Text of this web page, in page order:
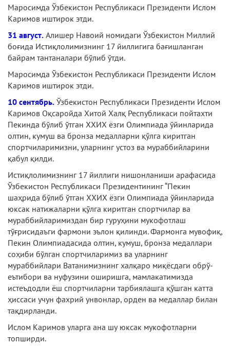
Маросимда Ўзбекистон Республикаси Президенти Ислом
Каримов иштирок этди.
31 август. Алишер Навоий номидаги Ўзбекистон Миллий
боғида Истиқлолимизнинг 17 йиллигига бағишланган
байрам тантаналари бўлиб ўтди.
Маросимда Ўзбекистон Республикаси Президенти Ислом
Каримов иштирок этди.
10 сентябрь. Ўзбекистон Республикаси Президенти Ислом
Каримов Оқсаройда Хитой Халқ Республикаси пойтахти
Пекинда бўлиб ўтган ХХИХ ёзги Олимпиада ўйинларида
олтин, кумуш ва бронза медалларни қўлга киритган
спортчиларимизни, уларнинг устоз ва мураббийларини
қабул қилди.
Истиқлолимизнинг 17 йиллиги нишонланиши арафасида
Ўзбекистон Республикаси Президентининг “Пекин
шаҳрида бўлиб ўтган ХХИХ ёзги Олимпиада ўйинларида
юксак натижаларни қўлга киритган спортчилар ва
мураббийларимиздан бир гуруҳини мукофотлаш
тўғрисидаъги фармони эълон қилинди. Фармонга мувофиқ,
Пекин Олимпиадасида олтин, кумуш, бронза медаллари
соҳиби бўлган спортчиларимиз ва уларнинг
мураббийлари Ватанимизнинг халқаро миқёсдаги обрў-
еътибори ва нуфузини оширишга, мамлакатимизда
истеъдодли ёш спортчиларни тарбиялашга қўшган катта
ҳиссаси учун фахрий унвонлар, орден ва медаллар билан
тақдирланди.
Ислом Каримов уларга ана шу юксак мукофотларни
топширди.